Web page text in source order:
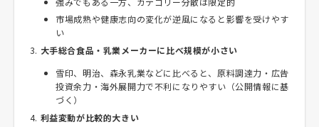
市場成熟や健康志向の変化が逆風になると影響を受けやす
い
大手総合食品・乳業メーカーに比べ規模が小さい
雪印、明治、森永乳業などに比べると、原料調達力・広告
投資余力・海外展開力で不利になりやすい（公開情報に基
づく）
利益変動が比較的大きい